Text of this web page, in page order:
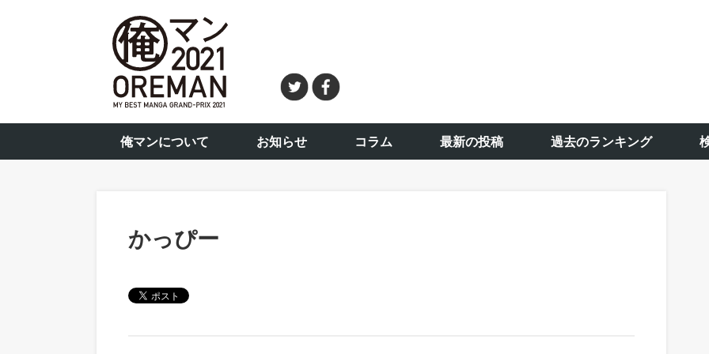
俺マンについて お知らせ コラム 最新の投稿 過去のランキング
かっぴー